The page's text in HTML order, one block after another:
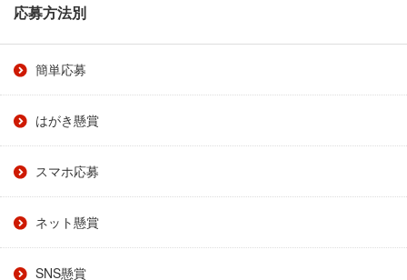
応募方法別
簡単応募
はがき懸賞
スマホ応募
ネット懸賞
SNS懸賞